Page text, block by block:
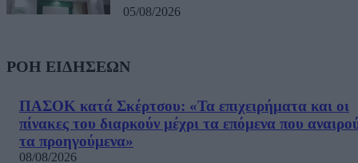
05/08/2026
ΡΟΗ ΕΙΔΗΣΕΩΝ
ΠΑΣΟΚ κατά Σκέρτσου: «Τα επιχειρήματα και οι
πίνακες του διαρκούν μέχρι τα επόμενα που
τα προηγούμενα»
08/08/2026